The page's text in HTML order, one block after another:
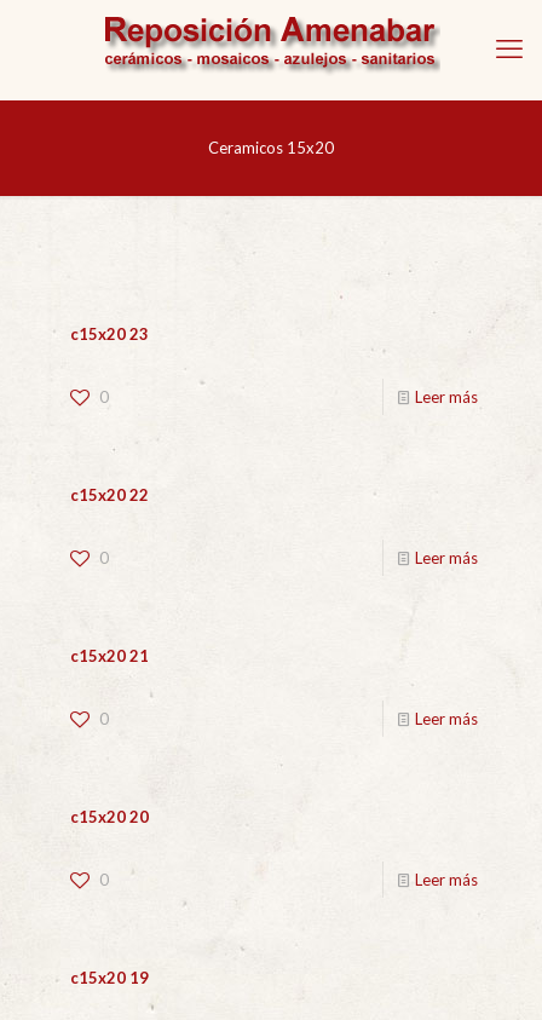
Ceramicos 15x20
c15x20 23
0 Leer más
c15x20 22
0 Leer más
c15x20 21
0 Leer más
c15x20 20
0 Leer más
c15x20 19